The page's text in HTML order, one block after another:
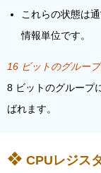
これらの状態は
情報単位です。
16 ビットのグルー
8 ビットのグループ
ばれます。
CPUレジス